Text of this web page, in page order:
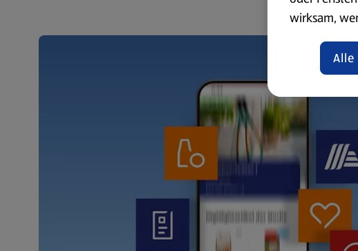
wirksam,
aktualisiert
Übersicht